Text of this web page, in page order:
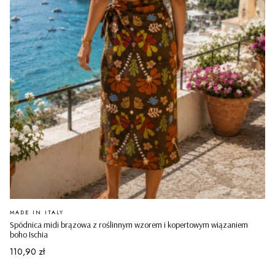
Spódnica midi brązowa z roślinnym wzorem i kopertowym wiązaniem
boho Ischia
PRODUCENT
MADE IN ITALY
Cena
110,90 zł